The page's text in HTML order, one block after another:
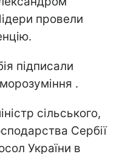
провели
підписали
.
сільського,
Сербії
України в